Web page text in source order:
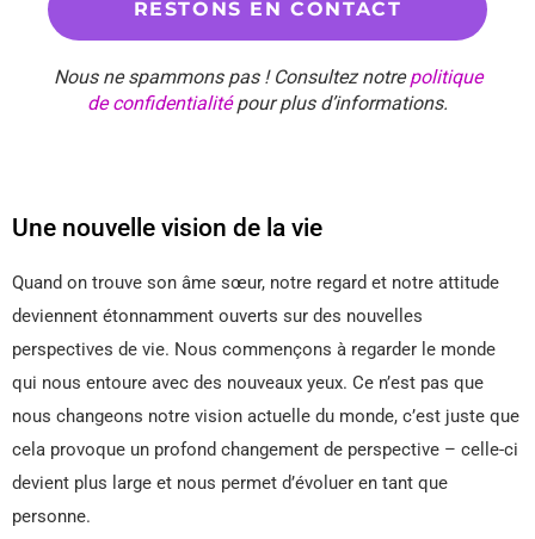
Nous ne spammons pas ! Consultez notrepolitique
de confidentialitépour plus d’informations.
Une nouvelle vision de la vie
Quand on trouve son âme sœur, notre regard et notre attitude
deviennent étonnamment ouverts sur des nouvelles
perspectives de vie. Nous commençons à regarder le monde
qui nous entoure avec des nouveaux yeux. Ce n’est pas que
nous changeons notre vision actuelle du monde, c’est juste que
cela provoque un profond changement de perspective – celle-ci
devient plus large et nous permet d’évoluer en tant que
personne.